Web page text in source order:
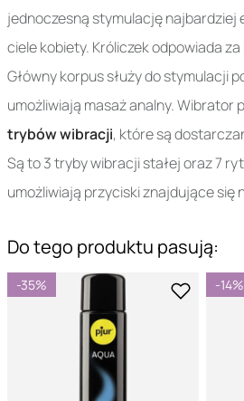
jednoczesną stymulację najbardziej
ciele kobiety. Króliczek odpowiada
Główny korpus służy do stymulacji
umożliwiają masaż analny. Wibrator
trybów wibracji, które są
Są to 3 tryby wibracji stałej oraz 7
umożliwiają przyciski znajdujące się
Do tego produktu pasują:
-35% -14%